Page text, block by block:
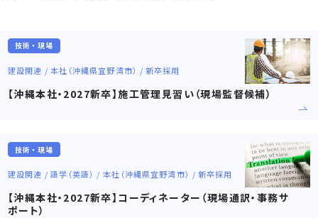
技術・現場
建設関連 / 本社（沖縄県宜野湾市） / 新卒採用
【沖縄本社・2027新卒】施工管理見習い（現場監督候補）
技術・現場
建設関連 / 語学（英語） / 本社（沖縄県宜野湾市） / 新卒採用
【沖縄本社・2027新卒】コーディネーター（現場通訳・事務サ
ポート）